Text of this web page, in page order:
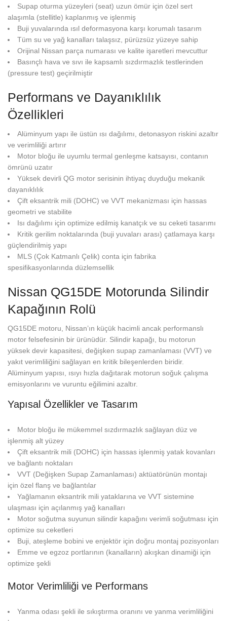
Supap oturma yüzeyleri (seat) uzun ömür için özel sert
alaşımla (stellitle) kaplanmış ve işlenmiş
Buji yuvalarında ısıl deformasyona karşı korumalı tasarım
Tüm su ve yağ kanalları talaşsız, pürüzsüz yüzeye sahip
Orijinal Nissan parça numarası ve kalite işaretleri mevcuttur
Basınçlı hava ve sıvı ile kapsamlı sızdırmazlık testlerinden
(pressure test) geçirilmiştir
Performans ve Dayanıklılık
Özellikleri
Alüminyum yapı ile üstün ısı dağılımı, detonasyon riskini azaltır
ve verimliliği artırır
Motor bloğu ile uyumlu termal genleşme katsayısı, contanın
ömrünü uzatır
Yüksek devirli QG motor serisinin ihtiyaç duyduğu mekanik
dayanıklılık
Çift eksantrik mili (DOHC) ve VVT mekanizması için hassas
geometri ve stabilite
Isı dağılımı için optimize edilmiş kanatçık ve su ceketi tasarımı
Kritik gerilim noktalarında (buji yuvaları arası) çatlamaya karşı
güçlendirilmiş yapı
MLS (Çok Katmanlı Çelik) conta için fabrika
spesifikasyonlarında düzlemsellik
Nissan QG15DE Motorunda Silindir
Kapağının Rolü
QG15DE motoru, Nissan’ın küçük hacimli ancak performanslı
motor felsefesinin bir ürünüdür. Silindir kapağı, bu motorun
yüksek devir kapasitesi, değişken supap zamanlaması (VVT) ve
yakıt verimliliğini sağlayan en kritik bileşenlerden biridir.
Alüminyum yapısı, ısıyı hızla dağıtarak motorun soğuk çalışma
emisyonlarını ve vuruntu eğilimini azaltır.
Yapısal Özellikler ve Tasarım
Motor bloğu ile mükemmel sızdırmazlık sağlayan düz ve
işlenmiş alt yüzey
Çift eksantrik mili (DOHC) için hassas işlenmiş yatak kovanları
ve bağlantı noktaları
VVT (Değişken Supap Zamanlaması) aktüatörünün montajı
için özel flanş ve bağlantılar
Yağlamanın eksantrik mili yataklarına ve VVT sistemine
ulaşması için açılanmış yağ kanalları
Motor soğutma suyunun silindir kapağını verimli soğutması için
optimize su ceketleri
Buji, ateşleme bobini ve enjektör için doğru montaj pozisyonları
Emme ve egzoz portlarının (kanalların) akışkan dinamiği için
optimize şekli
Motor Verimliliği ve Performans
Yanma odası şekli ile sıkıştırma oranını ve yanma verimliliğini